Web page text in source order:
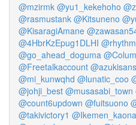
@mzirmk @yu1_kekehoho
@rasmustank @Kitsuneno
@KisaragiAmane
@4HbrKzEpug1DLHI
@go_ahead_doguma
@Freetalkaccount
@mi_kunwqhd @lunatic_coo
@johji_best @musasabi_town
@count6updown @fuitsuono
@takivictory1